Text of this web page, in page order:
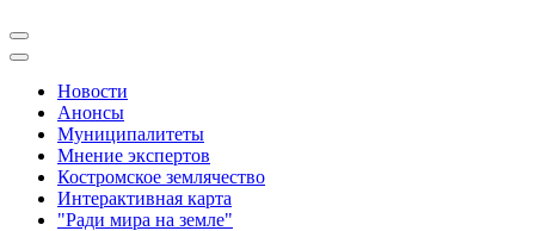
Новости
Анонсы
Муниципалитеты
Мнение экспертов
Костромское землячество
Интерактивная карта
"Ради мира на земле"